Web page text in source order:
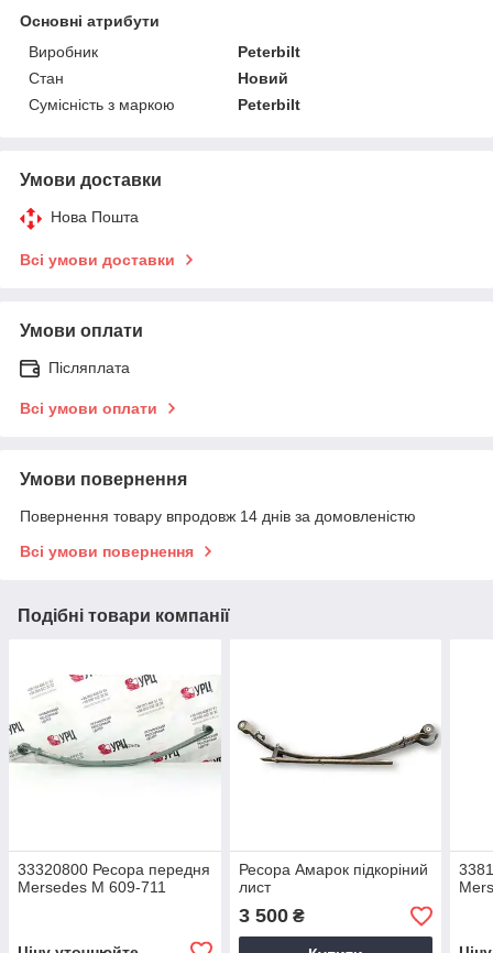
Основні атрибути
Виробник
Peterbilt
Стан
Новий
Сумісність з маркою
Peterbilt
Умови доставки
Нова Пошта
Всі умови доставки
Умови оплати
Післяплата
Всі умови оплати
Умови повернення
Повернення товару впродовж 14 днів за домовленістю
Всі умови повернення
Подібні товари компанії
33320800 Ресора передня
Mersedes M 609-711
Ресора Амарок підкоріний
лист
3 500₴